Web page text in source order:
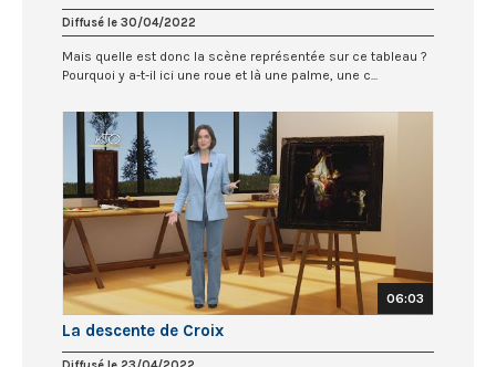
Diffusé le 30/04/2022
Mais quelle est donc la scène représentée sur ce tableau ?
Pourquoi y a-t-il ici une roue et là une palme, une c...
06:03
La descente de Croix